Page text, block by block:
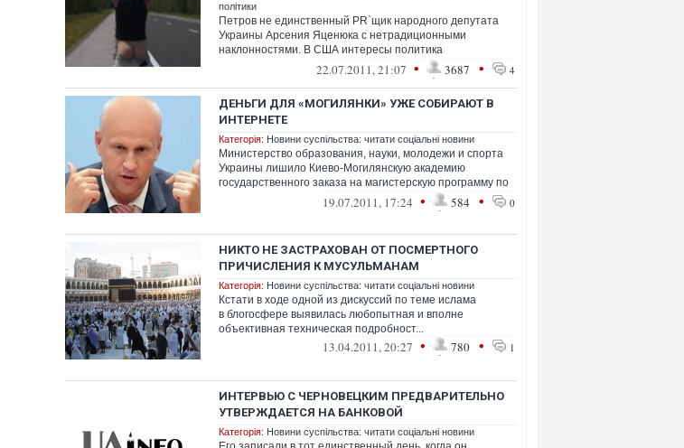
політики
Петров не единственный PR`щик народного депутата
Украины Арсения Яценюка с нетрадиционными
наклонностями. В США интересы политика
представляет поп...22.07.2011, 21:07 • 3687 • 4
ДЕНЬГИ ДЛЯ «МОГИЛЯНКИ» УЖЕ СОБИРАЮТ В
ИНТЕРНЕТЕ
Категорія: Новини суспільства: читати соціальні новини
Министерство образования, науки, молодежи и спорта
Украины лишило Киево-Могилянскую академию
государственного заказа на магистерскую программу по
19.07.2011, 17:24 • 584 • 0
НИКТО НЕ ЗАСТРАХОВАН ОТ ПОСМЕРТНОГО
ПРИЧИСЛЕНИЯ К МУСУЛЬМАНАМ
Категорія: Новини суспільства: читати соціальні новини
Кстати в ходе одной из дискуссий по теме ислама
в блогосфере выявилась любопытная и вполне
объективная техническая подробност...
13.04.2011, 20:27 • 780 • 1
ИНТЕРВЬЮ С ЧЕРНОВЕЦКИМ ПРЕДВАРИТЕЛЬНО
УТВЕРЖДАЕТСЯ НА БАНКОВОЙ
Категорія: Новини суспільства: читати соціальні новини